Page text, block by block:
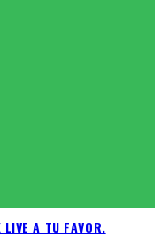
LIVE A TU FAVOR.